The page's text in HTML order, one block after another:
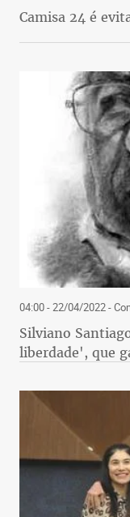
Camisa 24 é
04:00 - 22/04/2022-
Silviano
liberdade', que